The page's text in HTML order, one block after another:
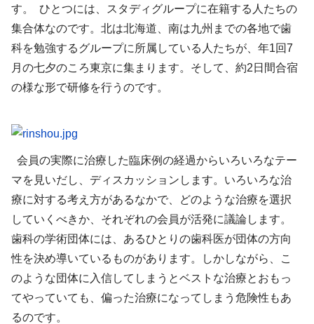
す。 ひとつには、スタディグループに在籍する人たちの
集合体なのです。北は北海道、南は九州までの各地で歯
科を勉強するグループに所属している人たちが、年1回7
月の七夕のころ東京に集まります。そして、約2日間合宿
の様な形で研修を行うのです。
会員の実際に治療した臨床例の経過からいろいろなテー
マを見いだし、ディスカッションします。いろいろな治
療に対する考え方があるなかで、どのような治療を選択
していくべきか、それぞれの会員が活発に議論します。
歯科の学術団体には、あるひとりの歯科医が団体の方向
性を決め導いているものがあります。しかしながら、こ
のような団体に入信してしまうとベストな治療とおもっ
てやっていても、偏った治療になってしまう危険性もあ
るのです。